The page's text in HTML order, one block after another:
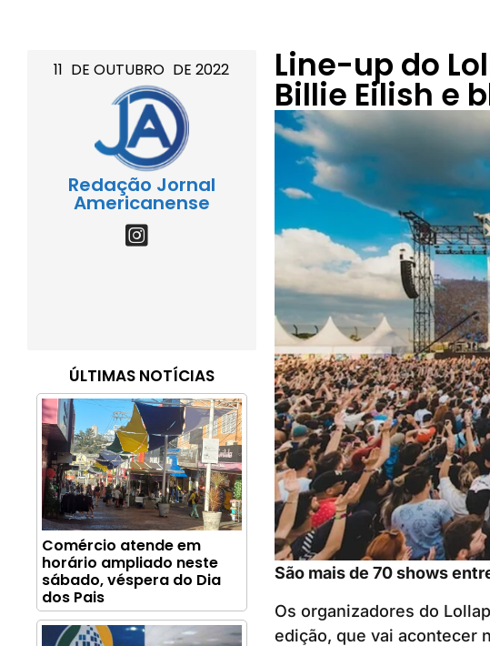
11 DEOUTUBRO DE2022
Redação Jornal
Americanense
ÚLTIMAS NOTÍCIAS
Comércio atende em
horário ampliado neste
sábado, véspera do Dia
dos Pais
Line-up do
Billie Eilish e
São mais de 70 shows
Os organizadores do
edição, que vai acontecer